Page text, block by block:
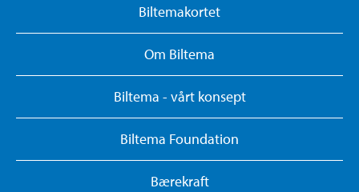
Biltemakortet
Om Biltema
Biltema - vårt konsept
Biltema Foundation
Bærekraft